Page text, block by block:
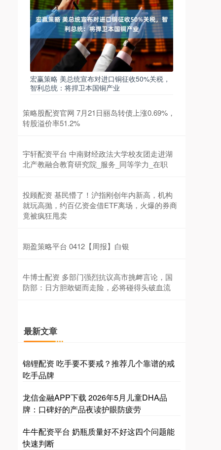
宏赢策略 美总统宣布对进口铜征收50%关税，
智利总统：将捍卫本国铜产业
策略股配资官网 7月21日丽岛转债上涨0.69%，
转股溢价率51.2%
宇轩配资平台 中南财经政法大学校友团走进湖
北产教融合教育研究院_服务_同等学力_在职
投顾配资 基民懵了！沪指刚创年内新高，机构
就玩高抛，约百亿资金借ETF离场，火爆的券商
竟被疯狂甩卖
期盈策略平台 0412【周报】白银
牛博士配资 多部门强烈抗议高市挑衅言论，国
防部：日方胆敢铤而走险，必将碰得头破血流
最新文章
锦锂配资 吃手要不要戒？推荐几个靠谱的戒
吃手品牌
龙信金融APP下载 2026年5月儿童DHA品
牌：口碑好的产品夜读护眼防疲劳
牛牛配资平台 奶瓶质量好不好这四个问题能
快速判断